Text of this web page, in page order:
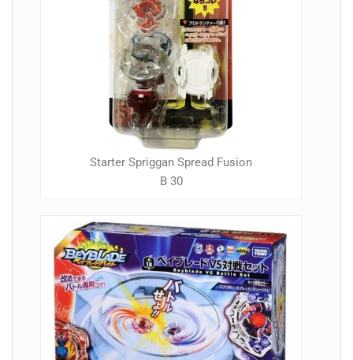
Starter Spriggan Spread Fusion
B 30